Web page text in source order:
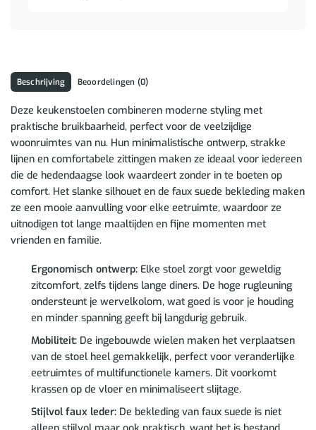
Beschrijving Beoordelingen (0)
Deze keukenstoelen combineren moderne styling met
praktische bruikbaarheid, perfect voor de veelzijdige
woonruimtes van nu. Hun minimalistische ontwerp, strakke
lijnen en comfortabele zittingen maken ze ideaal voor iedereen
die de hedendaagse look waardeert zonder in te boeten op
comfort. Het slanke silhouet en de faux suede bekleding maken
ze een mooie aanvulling voor elke eetruimte, waardoor ze
uitnodigen tot lange maaltijden en fijne momenten met
vrienden en familie.
Ergonomisch ontwerp:Elke stoel zorgt voor geweldig
zitcomfort, zelfs tijdens lange diners. De hoge rugleuning
ondersteunt je wervelkolom, wat goed is voor je houding
en minder spanning geeft bij langdurig gebruik.
Mobiliteit:De ingebouwde wielen maken het verplaatsen
van de stoel heel gemakkelijk, perfect voor veranderlijke
eetruimtes of multifunctionele kamers. Dit voorkomt
krassen op de vloer en minimaliseert slijtage.
Stijlvol faux leder:De bekleding van faux suede is niet